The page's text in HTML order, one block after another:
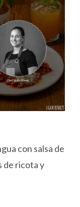
con salsa de
de ricota y